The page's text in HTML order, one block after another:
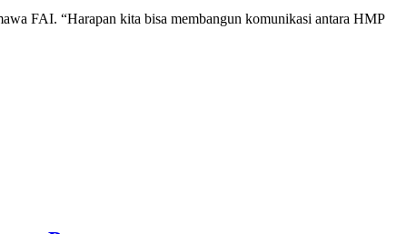
FAI. “Harapan kita bisa membangun komunikasi antara HMP